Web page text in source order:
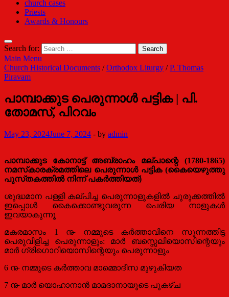
church cases
Priests
Awards & Honours
Search for:
Main Menu
Church Historical Documents /Orthodox Liturgy /P. Thomas
Piravam
പാമ്പാക്കുട പെരുന്നാള്‍ പട്ടിക | പി.
തോമസ്‌, പിറവം
May 23, 2024June 7, 2024 - by admin
പാമ്പാക്കുട കോനാട്ട്‌ അബ്രാഹം മല്‌പാന്റെ (1780-1865)
നമസ്‌കാരക്രമത്തിലെ പെരുന്നാള്‍ പട്ടിക (കൈയെഴുത്തു
പുസ്‌തകത്തില്‍ നിന്ന്‌ പകര്‍ത്തിയത്‌)
ശുദ്ധമാന പള്ളി കല്‌പിച്ച പെരുന്നാളുകളില്‍ ചുരുക്കത്തില്‍
ഇപ്പൊള്‍ കൈക്കൊണ്ടുവരുന്ന പെരിയ നാളുകള്‍
ഇവയാകുന്നൂ
മകരമാസം 1 ൹ നമ്മുടെ കര്‍ത്താവിനെ സുന്നത്തിട്ട
പെരുവിളിച്ച പെരുന്നാളും: മാര്‍ ബസ്സെലിയൊസിന്റെയും
മാര്‍ ഗ്രിഗൊറിയൊസിന്റെയും പെരുന്നാളും
6 ൹ നമ്മുടെ കര്‍ത്താവ മാമ്മൊദീസ മുഴുകിയത
7 ൹ മാര്‍ യൊഹാനാന്‍ മാമദാനായുടെ പുകഴ്‌ച